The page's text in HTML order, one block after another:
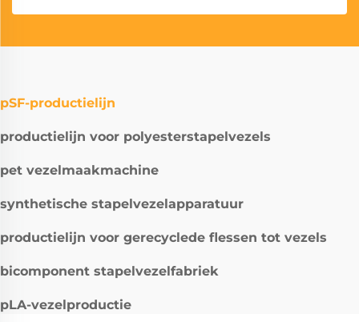
pSF-productielijn
productielijn voor polyesterstapelvezels
pet vezelmaakmachine
synthetische stapelvezelapparatuur
productielijn voor gerecyclede flessen tot vezels
bicomponent stapelvezelfabriek
pLA-vezelproductie